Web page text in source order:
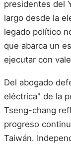
presidentes del
largo desde la
legado político
que abarca un
ejecutar con
Del abogado
eléctrica" de la
Tseng-chang
progreso
Taiwán.